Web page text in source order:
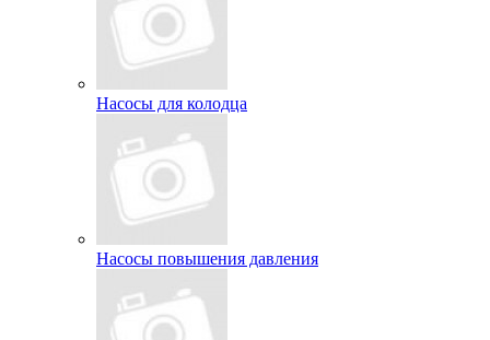
Насосы для колодца
Насосы повышения давления